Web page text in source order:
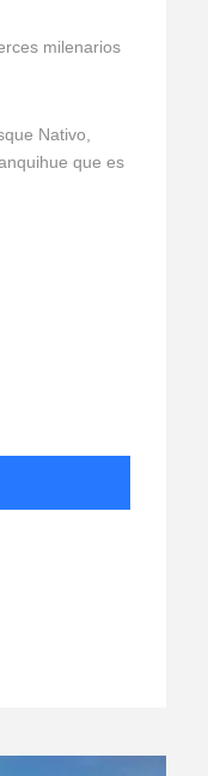
milenarios
Nativo,
que es